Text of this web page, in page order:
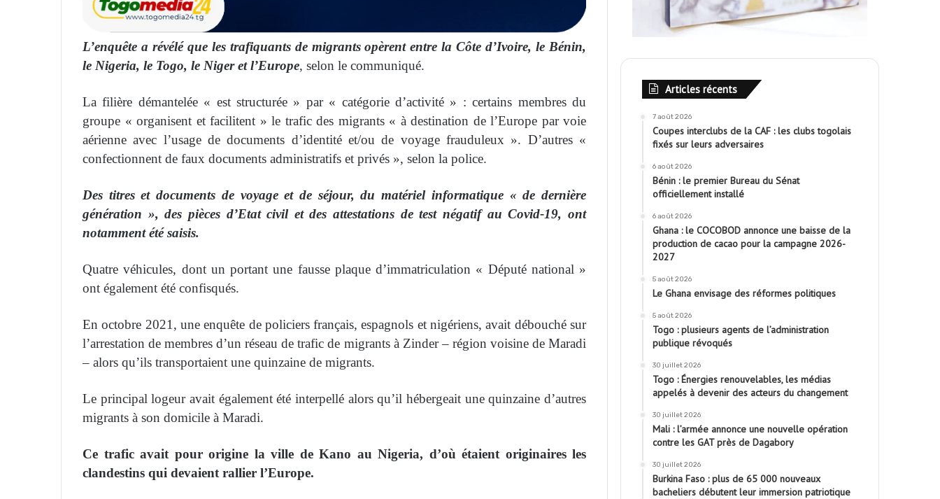
L’enquête a révélé que les trafiquants de migrants opèrent entre la Côte d’Ivoire, le Bénin,
le Nigeria, le Togo, le Niger et l’Europe, selon le communiqué.
La filière démantelée « est structurée » par « catégorie d’activité » : certains membres du
groupe « organisent et facilitent » le trafic des migrants « à destination de l’Europe par voie
aérienne avec l’usage de documents d’identité et/ou de voyage frauduleux ». D’autres «
confectionnent de faux documents administratifs et privés », selon la police.
Des titres et documents de voyage et de séjour, du matériel informatique « de dernière
génération », des pièces d’Etat civil et des attestations de test négatif au Covid-19, ont
notamment été saisis.
Quatre véhicules, dont un portant une fausse plaque d’immatriculation « Député national »
ont également été confisqués.
En octobre 2021, une enquête de policiers français, espagnols et nigériens, avait débouché sur
l’arrestation de membres d’un réseau de trafic de migrants à Zinder – région voisine de Maradi
– alors qu’ils transportaient une quinzaine de migrants.
Le principal logeur avait également été interpellé alors qu’il hébergeait une quinzaine d’autres
migrants à son domicile à Maradi.
Ce trafic avait pour origine la ville de Kano au Nigeria, d’où étaient originaires les
clandestins qui devaient rallier l’Europe.
Articles récents
7 août 2026
Coupes interclubs de la CAF : les clubs togolais
fixés sur leurs adversaires
6 août 2026
Bénin : le premier Bureau du Sénat
officiellement installé
6 août 2026
Ghana : le COCOBOD annonce une baisse de la
production de cacao pour la campagne 2026-
2027
5 août 2026
Le Ghana envisage des réformes politiques
5 août 2026
Togo : plusieurs agents de l’administration
publique révoqués
30 juillet 2026
Togo : Énergies renouvelables, les médias
appelés à devenir des acteurs du changement
30 juillet 2026
Mali : l’armée annonce une nouvelle opération
contre les GAT près de Dagabory
30 juillet 2026
Burkina Faso : plus de 65 000 nouveaux
bacheliers débutent leur immersion patriotique